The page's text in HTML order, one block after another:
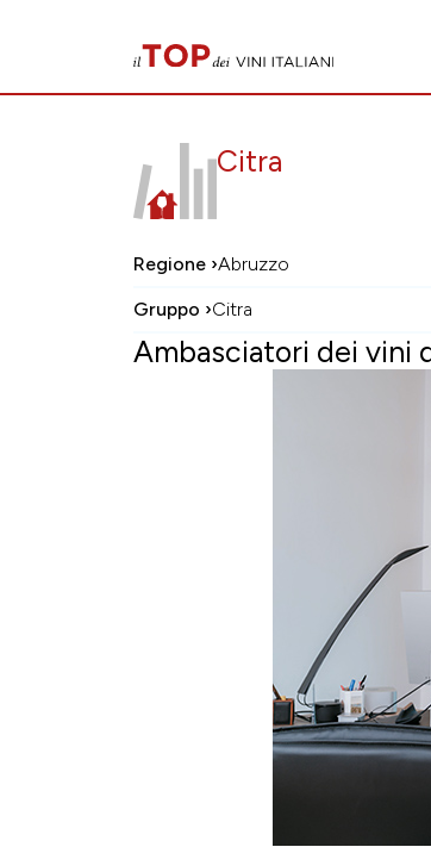
Citra
Regione ›Abruzzo
Gruppo ›Citra
Ambasciatori dei vini